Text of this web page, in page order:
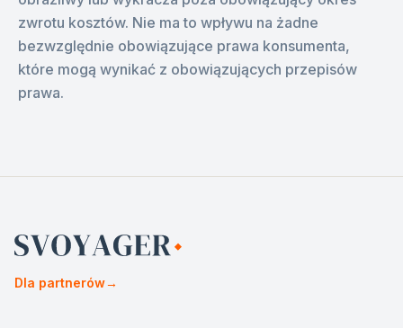
zwrotu kosztów. Nie ma to wpływu na żadne
bezwzględnie obowiązujące prawa konsumenta,
które mogą wynikać z obowiązujących przepisów
prawa.
Dla partnerów→